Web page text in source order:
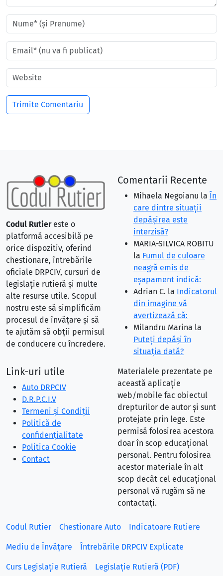
Codul Rutiereste o
platformă accesibilă pe
orice dispozitiv, oferind
chestionare, întrebările
oficiale DRPCIV, cursuri de
legislație rutieră și multe
alte resurse utile. Scopul
nostru este să simplificăm
procesul de învățare și să
te ajutăm să obții permisul
de conducere cu încredere.
Comentarii Recente
Mihaela Negoianu la În
care dintre situaţii
depăşirea este
interzisă?
MARIA-SILVICA ROBITU
la Fumul de culoare
neagră emis de
eşapament indică:
Adrian C. la Indicatorul
din imagine vă
avertizează că:
Milandru Marina la
Puteţi depăşi în
situaţia dată?
Link-uri utile
Auto DRPCIV
D.R.P.C.I.V
Termeni și Condiții
Politică de
confidențialitate
Politica Cookie
Contact
Materialele prezentate pe
această aplicație
web/mobile fac obiectul
drepturilor de autor și sunt
protejate prin lege. Este
permisă folosirea acestora
doar în scop educațional
personal. Pentru folosirea
acestor materiale în alt
scop decât cel educațional
personal vă rugăm să ne
contactați.
Codul Rutier Chestionare Auto Indicatoare Rutiere
Mediu de Învățare Întrebările DRPCIV Explicate
Curs Legislație Rutieră Legislație Rutieră (PDF)